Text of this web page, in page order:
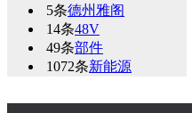
5条德州雅阁
14条48V
49条部件
1072条新能源